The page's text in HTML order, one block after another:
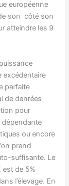
européenne
son côté son
atteindre les 9
excédentaire
parfaite
de denrées
pour
dépendante
ou encore
prend
suffisante. Le
est de 5%
l’élevage. En